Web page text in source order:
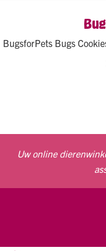
BugsforPets Bugs
Uw online